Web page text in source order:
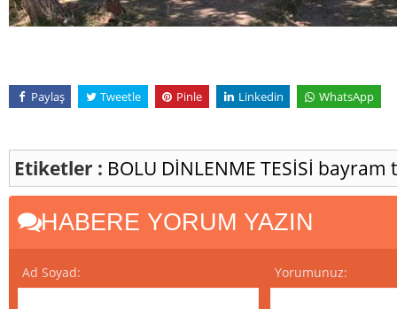
Paylaş Tweetle Pinle Linkedin WhatsApp
Etiketler : BOLU DİNLENME TESİSİ bayram
HABERE YORUM YAZIN
Ad Soyad: Yorumunuz: